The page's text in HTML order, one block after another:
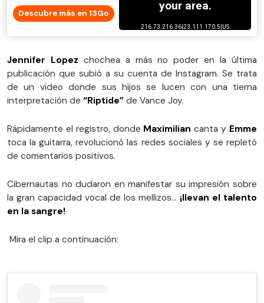
Descubre más en 13Go
Jennifer Lopez chochea a más no poder en la última
publicación que subió a su cuenta de Instagram. Se trata
de un video donde sus hijos se lucen con una tierna
interpretación de “Riptide” de Vance Joy.
Rápidamente el registro, donde Maximilian canta y Emme
toca la guitarra, revolucionó las redes sociales y se repletó
de comentarios positivos.
Cibernautas no dudaron en manifestar su impresión sobre
la gran capacidad vocal de los mellizos… ¡llevan el talento
en la sangre!
Mira el clip a continuación: